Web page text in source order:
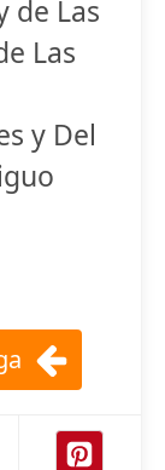
de Las
Las
y Del